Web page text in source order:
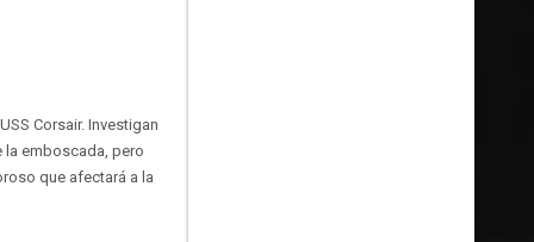
Corsair. Investigan
la emboscada, pero
que afectará a la